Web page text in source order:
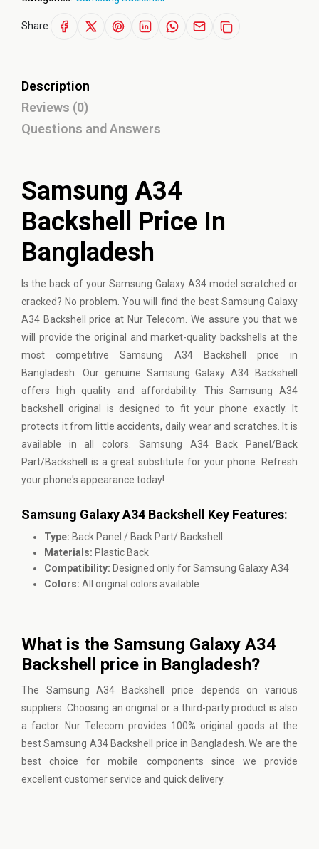
Share:
Description
Reviews (0)
Questions and Answers
Samsung A34
Backshell Price In
Bangladesh
Is the back of your Samsung Galaxy A34 model scratched or
cracked? No problem. You will find the best Samsung Galaxy
A34 Backshell price at Nur Telecom. We assure you that we
will provide the original and market-quality backshells at the
most competitive Samsung A34 Backshell price in
Bangladesh. Our genuine Samsung Galaxy A34 Backshell
offers high quality and affordability. This Samsung A34
backshell original is designed to fit your phone exactly. It
protects it from little accidents, daily wear and scratches. It is
available in all colors. Samsung A34 Back Panel/Back
Part/Backshell is a great substitute for your phone. Refresh
your phone's appearance today!
Samsung Galaxy A34 Backshell Key Features:
Type: Back Panel / Back Part/ Backshell
Materials: Plastic Back
Compatibility: Designed only for Samsung Galaxy A34
Colors: All original colors available
What is the Samsung Galaxy A34
Backshell price in Bangladesh?
The Samsung A34 Backshell price depends on various
suppliers. Choosing an original or a third-party product is also
a factor. Nur Telecom provides 100% original goods at the
best Samsung A34 Backshell price in Bangladesh. We are the
best choice for mobile components since we provide
excellent customer service and quick delivery.